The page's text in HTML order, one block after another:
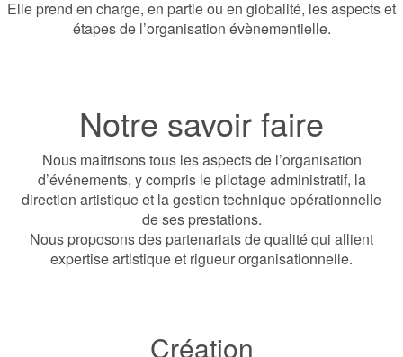
Elle prend en charge, en partie ou en globalité, les aspects et
étapes de l’organisation évènementielle.
Notre savoir faire
Nous maîtrisons tous les aspects de l’organisation
d’événements, y compris le pilotage administratif, la
direction artistique et la gestion technique opérationnelle
de ses prestations.
Nous proposons des partenariats de qualité qui allient
expertise artistique et rigueur organisationnelle.
Création